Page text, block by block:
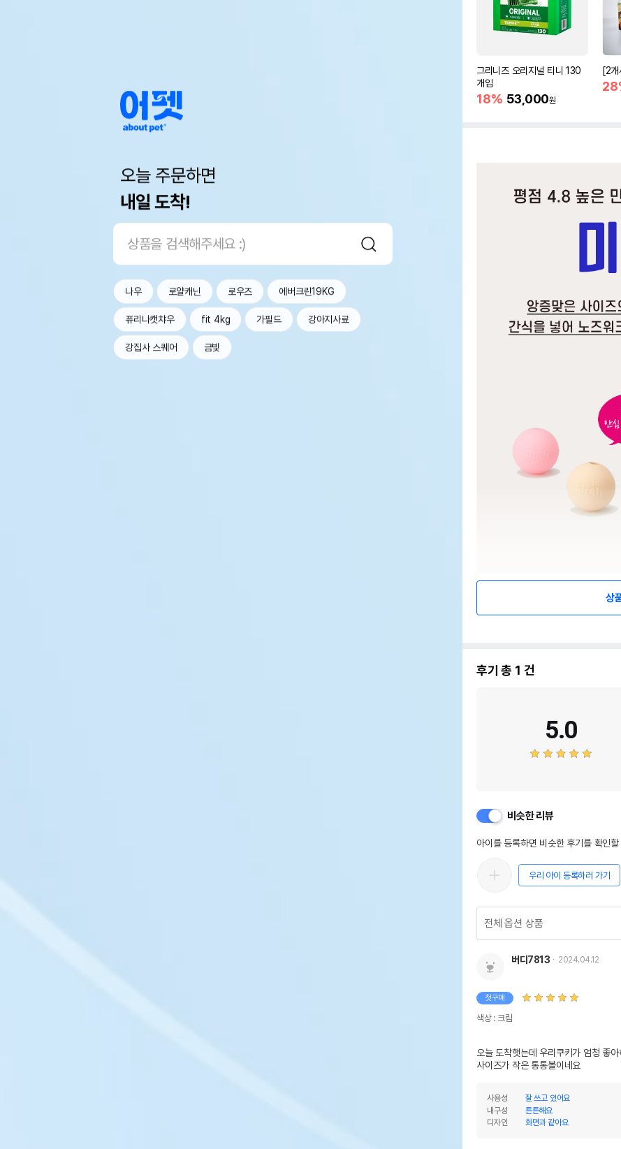
오늘 주문하면
내일 도착!
나우 로얄캐닌 로우즈 에버크린19KG
퓨리나캣챠우 fit 4kg 가필드 강아지사료
강집사 스퀘어 금빛
그리니즈 오리지널 티니 130
개입
18% 53,000원
[2
상
후기 총 1 건
5.0
비슷한 리뷰
아이를 등록하면 비슷한 후기를 확인
우리 아이 등록하러 가기
버디7813 2024.04.12
첫구매
색상 : 크림
오늘 도착햇는데 우리쿠키가 엄청 좋아
사이즈가 작은 통통볼이네요
사용성
잘 쓰고 있어요
내구성
튼튼해요
디자인
화면과 같아요